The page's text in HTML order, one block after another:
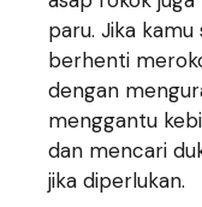
paru. Jika
berhenti
dengan
menggantu
dan mencari
jika diperlukan.